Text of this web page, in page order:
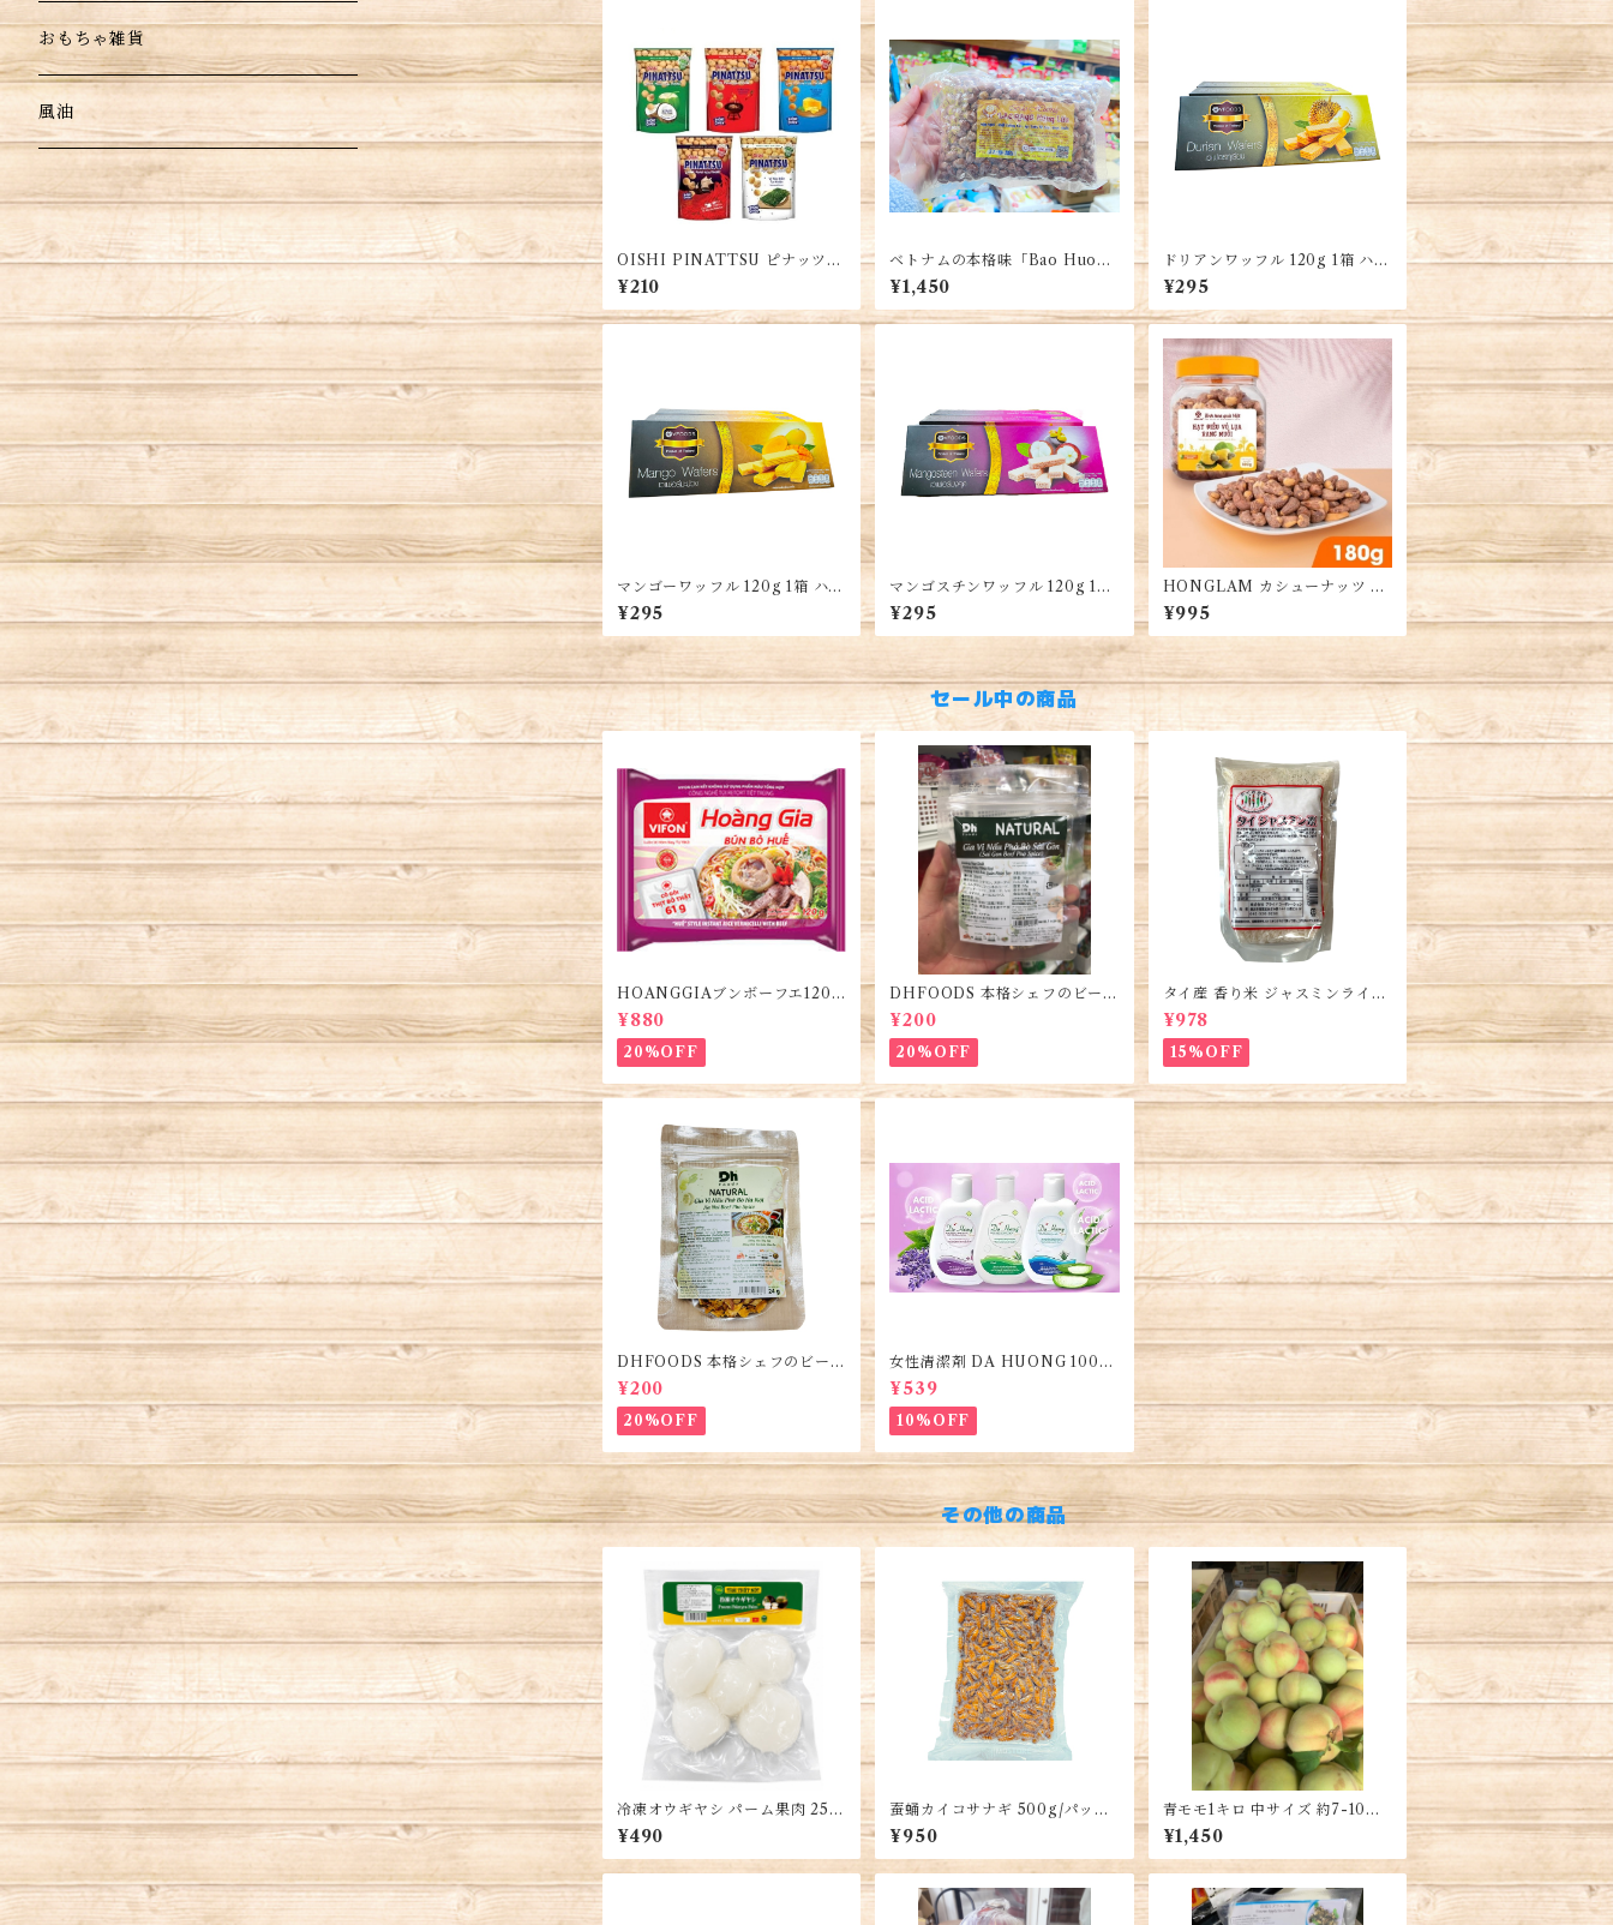
OISHI PINATTSU ピナッツ
スナック・Đậu Phộng Không
Chiên PINATTSU
¥210
ベトナムの本格味「Bao Huong
ブランド」五香粉で炒ったピー
ナッツ 500G/1袋・Lạc Rang
Húng Lìu Hiệu 「Bảo Hươn
¥1,450
ドリアンワッフル 120g 1箱 ハラ
ル認証・Durian Wafers
¥295
マンゴーワッフル 120g 1箱 ハラ
ル認証・Mango Wafers
¥295
マンゴスチンワッフル 120g 1箱
ハラル認証・Mangosteen Waf
ers
¥295
HONGLAM カシューナッツ 18
0G・HỒNG LAM Hạt Điều R
ang Sấy 180G
¥995
セール中の商品
HOANGGIAブンボーフエ120g
(5袋)・Bún Bò Huế
¥880
20%OFF
DHFOODS 本格シェフのビーフ
フォーのセット・Gia Vị Phở B
ò Sài Gòn
¥200
20%OFF
タイ産 香り米 ジャスミンライス
450g (2袋)・Thai Jasmine Ric
e・Gao Thai
¥978
15%OFF
DHFOODS 本格シェフのビーフ
フォーのセット・Gia Vị Phở B
ò Hà Nội
¥200
20%OFF
女性清潔剤 DA HUONG 100ml
1本・Women's Cleanser・Du
ng dịch vệ sinh phụ nữ
¥539
10%OFF
その他の商品
冷凍オウギヤシ パーム果肉 250
g ベトナム産 冷凍フルーツ チェ
ー デザート トッピング用
¥490
蚕蛹カイコサナギ 500g/パッ
ク・Silkworm pupae・Nhộng
tằm
¥950
青モモ1キロ 中サイズ 約7-10
個・Green Peach・Đào giòn
¥1,450
おもちゃ雑貨
風油